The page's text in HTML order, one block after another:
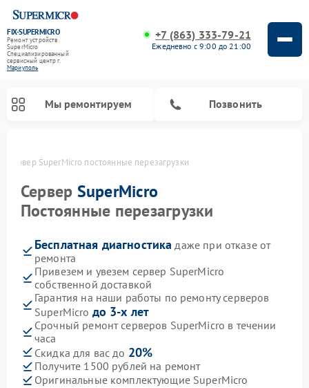
FIX-SUPERMICRO
Ремонт устройств
SuperMicro
Специализированный
cервисный центр г.
Мариуполь
+7 (863) 333-79-21
Ежедневно с 9:00 до 21:00
Мы ремонтируем Позвонить
Сервер SuperMicro постоянные перезагрузки
Сервер SuperMicro
Постоянные перезагрузки
Бесплатная диагностика даже при отказе от
ремонта
Привезем и увезем сервер SuperMicro
собственной доставкой
Гарантия на наши работы по ремонту серверов
SuperMicro до 3-х лет
Срочный ремонт серверов SuperMicro в течении
часа
Скидка для вас до 20%
Получите 1500 рублей на ремонт
Оригинальные комплектующие SuperMicro